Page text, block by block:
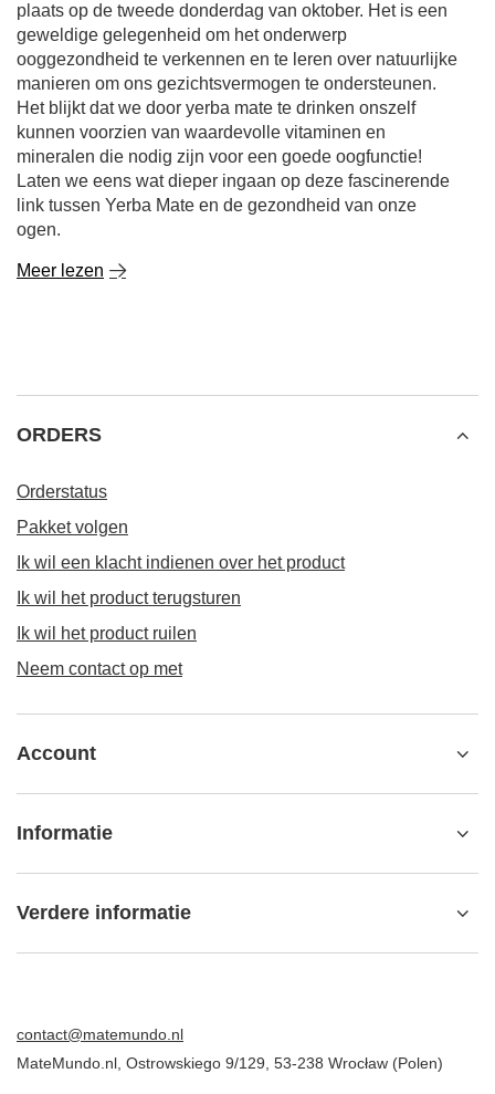
plaats op de tweede donderdag van oktober. Het is een
geweldige gelegenheid om het onderwerp
ooggezondheid te verkennen en te leren over natuurlijke
manieren om ons gezichtsvermogen te ondersteunen.
Het blijkt dat we door yerba mate te drinken onszelf
kunnen voorzien van waardevolle vitaminen en
mineralen die nodig zijn voor een goede oogfunctie!
Laten we eens wat dieper ingaan op deze fascinerende
link tussen Yerba Mate en de gezondheid van onze
ogen.
Meer lezen
ORDERS
Orderstatus
Pakket volgen
Ik wil een klacht indienen over het product
Ik wil het product terugsturen
Ik wil het product ruilen
Neem contact op met
Account
Informatie
Verdere informatie
contact@matemundo.nl
MateMundo.nl Ostrowskiego 9/129 53-238 Wrocław (Polen)